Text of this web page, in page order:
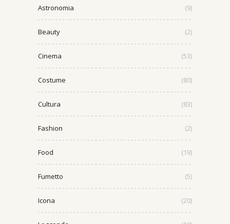
Astronomia (9)
Beauty (2)
Cinema (53)
Costume (80)
Cultura (83)
Fashion (2)
Food (19)
Fumetto (5)
Icona (20)